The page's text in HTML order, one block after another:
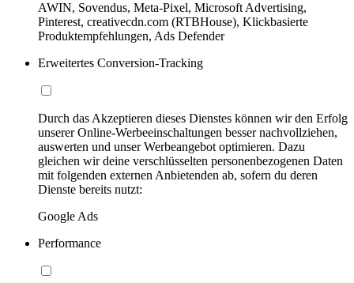
AWIN, Sovendus, Meta-Pixel, Microsoft Advertising,
Pinterest, creativecdn.com (RTBHouse), Klickbasierte
Produktempfehlungen, Ads Defender
Erweitertes Conversion-Tracking
Durch das Akzeptieren dieses Dienstes können wir den Erfolg
unserer Online-Werbeeinschaltungen besser nachvollziehen,
auswerten und unser Werbeangebot optimieren. Dazu
gleichen wir deine verschlüsselten personenbezogenen Daten
mit folgenden externen Anbietenden ab, sofern du deren
Dienste bereits nutzt:
Google Ads
Performance